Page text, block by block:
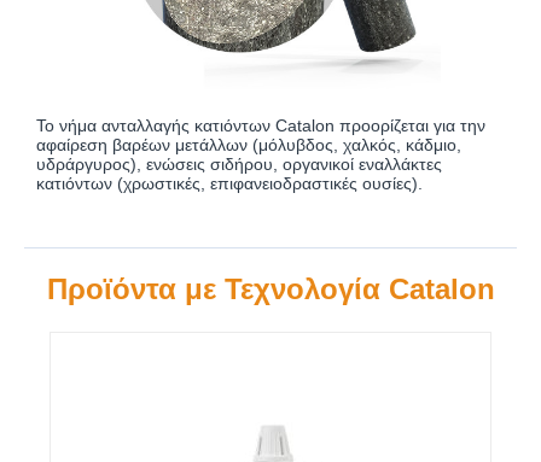
Το νήμα ανταλλαγής κατιόντων Catalon προορίζεται για την
αφαίρεση βαρέων μετάλλων (μόλυβδος, χαλκός, κάδμιο,
υδράργυρος), ενώσεις σιδήρου, οργανικοί εναλλάκτες
κατιόντων (χρωστικές, επιφανειοδραστικές ουσίες).
Προϊόντα με Τεχνολογία Catalon